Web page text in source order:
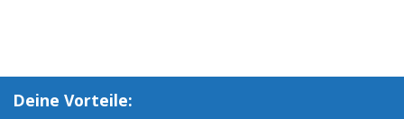
Deine Vorteile: